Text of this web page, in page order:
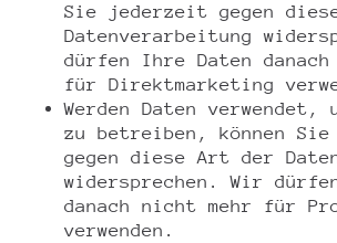
Sie jederzeit gegen
Datenverarbeitung
dürfen Ihre Daten
für Direktmarketing
Werden Daten
zu betreiben, können
gegen diese Art der
widersprechen. Wir
danach nicht mehr für
verwenden.